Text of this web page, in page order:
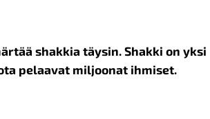
shakkia täysin. Shakki on yksi
pelaavat miljoonat ihmiset.